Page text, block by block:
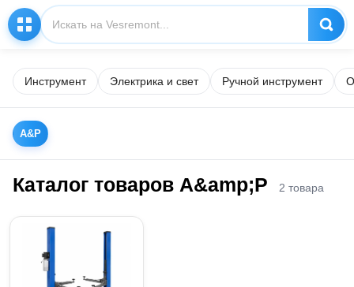
Инструмент Электрика и свет Ручной инструмент
A&P
Каталог товаров A&amp;P 2 товара